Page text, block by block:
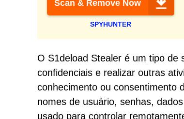
Scan & Remove Now
SPYHUNTER
O S1deload Stealer é um tipo de
confidenciais e realizar outras
conhecimento ou consentimento
nomes de usuário, senhas,
usado para controlar